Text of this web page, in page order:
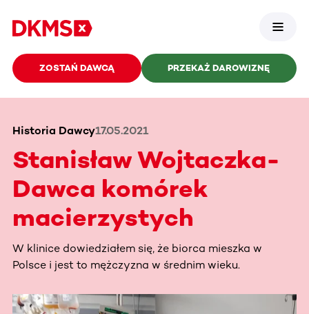
ZOSTAŃ DAWCĄ PRZEKAŻ DAROWIZNĘ
Historia Dawcy17.05.2021
Stanisław Wojtaczka-
Dawca komórek
macierzystych
W klinice dowiedziałem się, że biorca mieszka w
Polsce i jest to mężczyzna w średnim wieku.